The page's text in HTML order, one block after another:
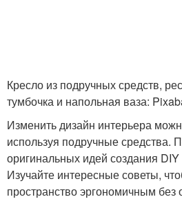
Кресло из подручных средств,
тумбочка и напольная ваза:
Изменить дизайн интерьера
используя подручные средства.
оригинальных идей создания
Изучайте интересные советы,
пространство эргономичным без